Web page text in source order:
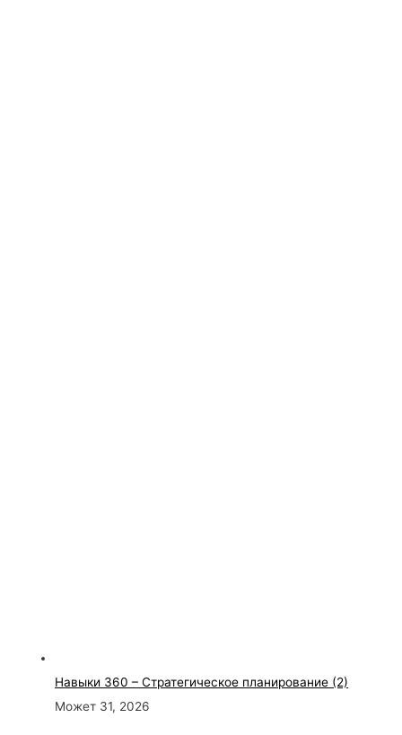
Навыки 360 – Стратегическое планирование (2)
Может 31, 2026